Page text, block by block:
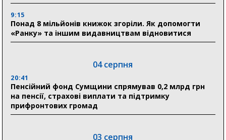
9:15
Понад 8 мільйонів книжок згоріли. Як допомогти
«Ранку» та іншим видавництвам відновитися
04 серпня
20:41
Пенсійний фонд Сумщини спрямував 0,2 млрд грн
на пенсії, страхові виплати та підтримку
прифронтових громад
03 серпня